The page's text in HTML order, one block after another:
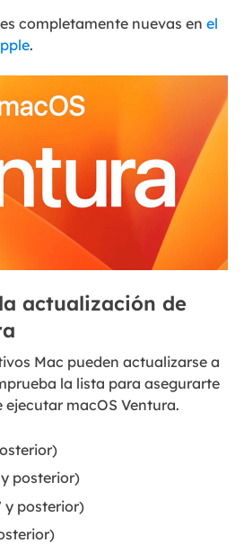
completamente nuevas en el
.
actualización de
Mac pueden actualizarse a
la lista para asegurarte
ejecutar macOS Ventura.
posterior)
y posterior)